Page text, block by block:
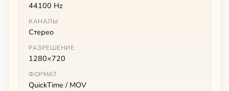
44100 Hz
КАНАЛЫ
Стерео
РАЗРЕШЕНИЕ
1280×720
ФОРМАТ
QuickTime / MOV